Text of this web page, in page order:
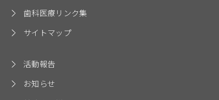
歯科医療リンク集
サイトマップ
活動報告
お知らせ